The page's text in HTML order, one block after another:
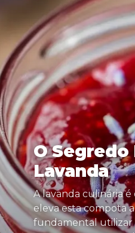
O Segredo
Lavanda
A lavanda culinária
eleva esta compota
fundamental utilizar